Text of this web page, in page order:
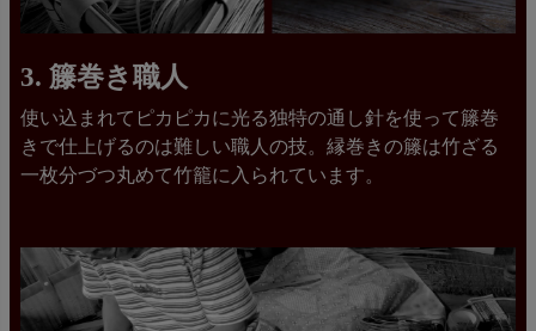
3. 籐巻き職人
使い込まれてピカピカに光る独特の通し針を使って籐巻
きで仕上げるのは難しい職人の技。縁巻きの籐は竹ざる
一枚分づつ丸めて竹籠に入られています。